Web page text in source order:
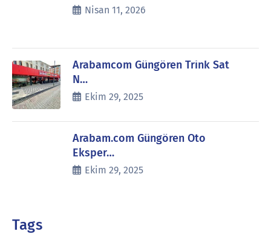
Nisan 11, 2026
Arabamcom Güngören Trink Sat
N…
Ekim 29, 2025
Arabam.com Güngören Oto
Eksper…
Ekim 29, 2025
Tags